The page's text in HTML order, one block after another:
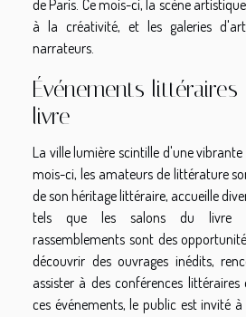
de Paris. Ce mois-ci, la scène
à la créativité, et les galeries
narrateurs.
Événements
livre
La ville lumière scintille d'une
mois-ci, les amateurs de littérature
de son héritage littéraire, accueille
tels que les salons du livre
rassemblements sont des
découvrir des ouvrages inédits,
assister à des conférences littéraires
ces événements, le public est invité